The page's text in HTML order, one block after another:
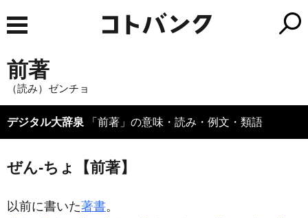
前著
（読み）ゼンチョ
デジタル大辞泉 「前著」の意味・読み・例文・類語
ぜん‐ちょ【前著】
以前に書いた著書。